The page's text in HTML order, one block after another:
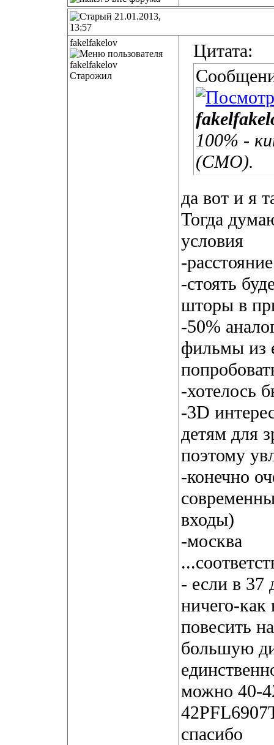
21.01.2013,
13:57
fakelfakelov
Старожил
Цитата:
100% -
(CMO).
да вот и я
Тогда
условия
-
-стоять
шторы в
-50%
фильмы из
-хотелось
-3D
детям для
поэтому
-конечно
входы)
-москва
- если в 37
ничего-
повесить
большую
можно 40-
спасибо